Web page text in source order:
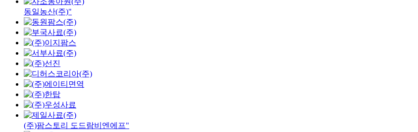
동일농산(주)"
(주)팜스토리 도드람비엔에프"